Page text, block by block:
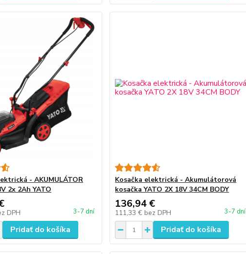
- AKUMULÁTOR
2x 2Ah YATO
DPH 3-7 dní
Pridať do košíka
Kosačka elektrická - Akumulátorová
kosačka YATO 2X 18V 34CM BODY
136,94 €
111,33 € bez DPH 3-7 dní
Pridať do košíka